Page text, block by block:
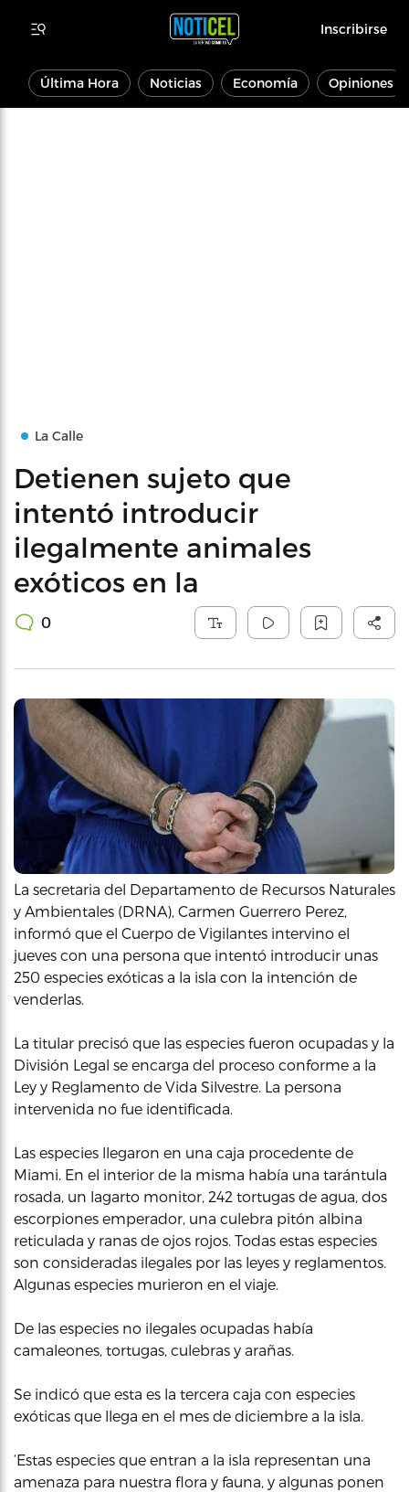
Inscribirse
Última Hora Noticias Economía Opiniones
La Calle
Detienen sujeto que
intentó introducir
ilegalmente animales
exóticos en la
0
La secretaria del Departamento de Recursos Naturales
y Ambientales (DRNA), Carmen Guerrero Perez,
informó que el Cuerpo de Vigilantes intervino el
jueves con una persona que intentó introducir unas
250 especies exóticas a la isla con la intención de
venderlas.
La titular precisó que las especies fueron ocupadas y la
División Legal se encarga del proceso conforme a la
Ley y Reglamento de Vida Silvestre. La persona
intervenida no fue identificada.
Las especies llegaron en una caja procedente de
Miami. En el interior de la misma había una tarántula
rosada, un lagarto monitor, 242 tortugas de agua, dos
escorpiones emperador, una culebra pitón albina
reticulada y ranas de ojos rojos. Todas estas especies
son consideradas ilegales por las leyes y reglamentos.
Algunas especies murieron en el viaje.
De las especies no ilegales ocupadas había
camaleones, tortugas, culebras y arañas.
Se indicó que esta es la tercera caja con especies
exóticas que llega en el mes de diciembre a la isla.
‘Estas especies que entran a la isla representan una
amenaza para nuestra flora y fauna, y algunas ponen